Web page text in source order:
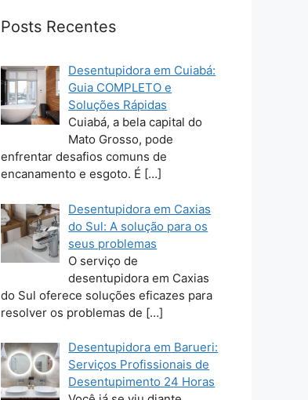
Posts Recentes
Desentupidora em Cuiabá:
Guia COMPLETO e
Soluções Rápidas
Cuiabá, a bela capital do
Mato Grosso, pode
enfrentar desafios comuns de
encanamento e esgoto. É […]
Desentupidora em Caxias
do Sul: A solução para os
seus problemas
O serviço de
desentupidora em Caxias
do Sul oferece soluções eficazes para
resolver os problemas de […]
Desentupidora em Barueri:
Serviços Profissionais de
Desentupimento 24 Horas